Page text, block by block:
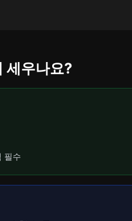
세우나요?
필수